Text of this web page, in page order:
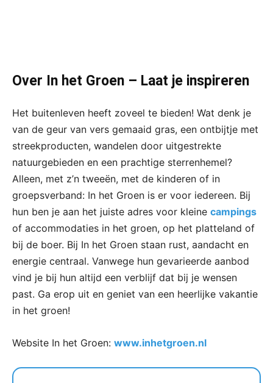
Over In het Groen – Laat je inspireren
Het buitenleven heeft zoveel te bieden! Wat denk je
van de geur van vers gemaaid gras, een ontbijtje met
streekproducten, wandelen door uitgestrekte
natuurgebieden en een prachtige sterrenhemel?
Alleen, met z’n tweeën, met de kinderen of in
groepsverband: In het Groen is er voor iedereen. Bij
hun ben je aan het juiste adres voor kleine campings
of accommodaties in het groen, op het platteland of
bij de boer. Bij In het Groen staan rust, aandacht en
energie centraal. Vanwege hun gevarieerde aanbod
vind je bij hun altijd een verblijf dat bij je wensen
past. Ga erop uit en geniet van een heerlijke vakantie
in het groen!
Website In het Groen: www.inhetgroen.nl